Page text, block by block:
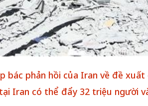
bác phản hồi của Iran về đề
Iran có thể đẩy 32 triệu người
50 năm Việt Nam gia
nguồn nội lực văn hóa,
định hình vị thế kiến